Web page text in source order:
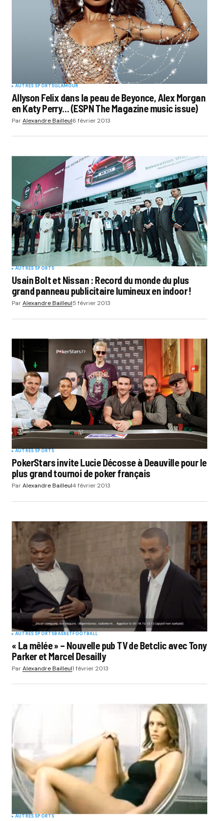
Your E-mail*
Submit Comment
AUTRES SPORTSGLAMOUR
Allyson Felix dans la peau de Beyonce, Alex Morgan
en Katy Perry… (ESPN The Magazine music issue)
ParAlexandre Bailleul6 février 2013
AUTRES SPORTS
Usain Bolt et Nissan : Record du monde du plus
grand panneau publicitaire lumineux en indoor !
ParAlexandre Bailleul5 février 2013
AUTRES SPORTS
PokerStars invite Lucie Décosse à Deauville pour le
plus grand tournoi de poker français
ParAlexandre Bailleul4 février 2013
AUTRES SPORTSBASKETFOOTBALL
« La mêlée » – Nouvelle pub TV de Betclic avec Tony
Parker et Marcel Desailly
ParAlexandre Bailleul1 février 2013
AUTRES SPORTS